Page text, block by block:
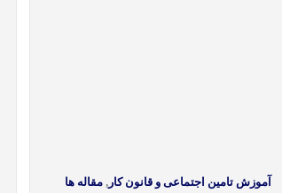
آموزش تامین اجتماعی و قانون کار,مقاله ها